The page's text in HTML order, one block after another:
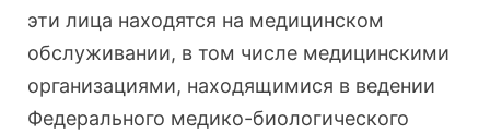
эти лица находятся на медицинском
обслуживании, в том числе медицинскими
организациями, находящимися в ведении
Федерального медико-биологического